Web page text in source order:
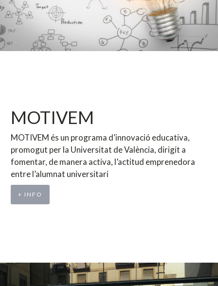
MOTIVEM
MOTIVEM és un programa d’innovació educativa,
promogut per la Universitat de València, dirigit a
fomentar, de manera activa, l’actitud emprenedora
entre l’alumnat universitari
+ INFO